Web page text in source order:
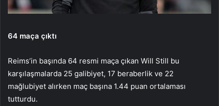
64 maça çıktı
Reims’in başında 64 resmi maça çıkan Will Still bu
karşılaşmalarda 25 galibiyet, 17 beraberlik ve 22
mağlubiyet alırken maç başına 1.44 puan ortalaması
tutturdu.